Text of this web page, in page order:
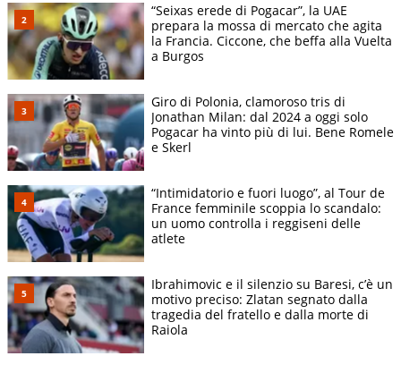
“Seixas erede di Pogacar”, la UAE
prepara la mossa di mercato che agita
la Francia. Ciccone, che beffa alla Vuelta
a Burgos
Giro di Polonia, clamoroso tris di
Jonathan Milan: dal 2024 a oggi solo
Pogacar ha vinto più di lui. Bene Romele
e Skerl
“Intimidatorio e fuori luogo”, al Tour de
France femminile scoppia lo scandalo:
un uomo controlla i reggiseni delle
atlete
Ibrahimovic e il silenzio su Baresi, c’è un
motivo preciso: Zlatan segnato dalla
tragedia del fratello e dalla morte di
Raiola